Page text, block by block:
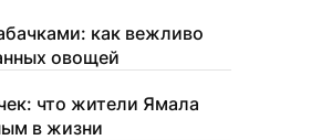
как вежливо
овощей
что жители Ямала
в жизни